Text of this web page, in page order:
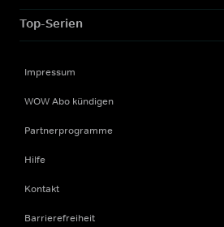
Top-Serien
Impressum
WOW Abo kündigen
Partnerprogramme
Hilfe
Kontakt
Barrierefreiheit